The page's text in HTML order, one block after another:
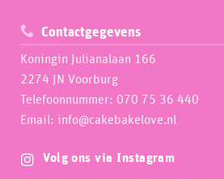
Contactgegevens
Koningin Julianalaan 166
2274 JN Voorburg
Telefoonnummer: 070 75 36 440
Email: info@cakebakelove.nl
Volg ons via Instagram